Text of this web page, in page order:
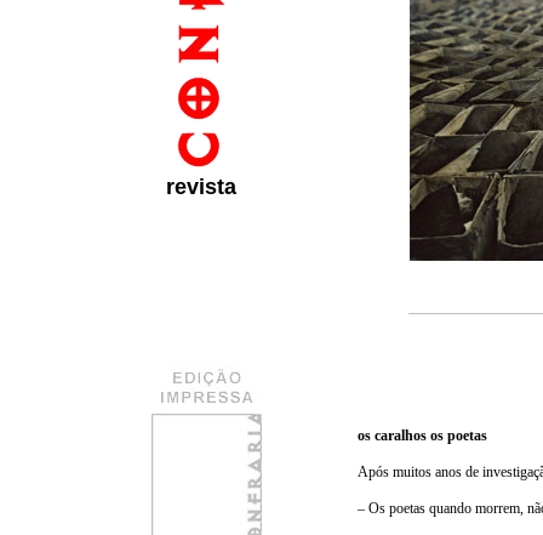
revista
os caralhos os poetas
Após muitos anos de
– Os poetas quando morrem,